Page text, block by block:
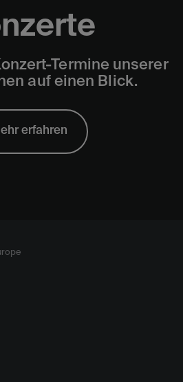
Termine unserer
auf einen Blick.
erfahren